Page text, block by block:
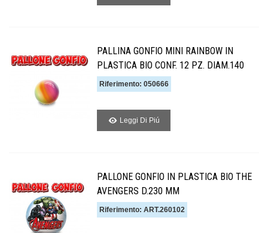
PALLINA GONFIO MINI RAINBOW IN
PLASTICA BIO CONF. 12 PZ. DIAM.140
Riferimento: 050666
Leggi Di Piú
PALLONE GONFIO IN PLASTICA BIO THE
AVENGERS D.230 MM
Riferimento: ART.260102